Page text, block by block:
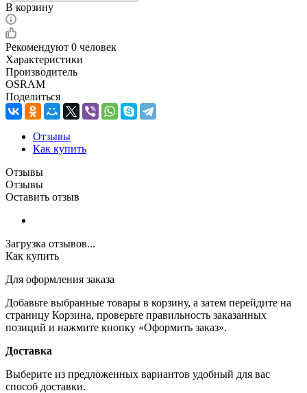
В корзину
Рекомендуют 0 человек
Характеристики
Производитель
OSRAM
Поделиться
Отзывы
Как купить
Отзывы
Отзывы
Оставить отзыв
Загрузка отзывов...
Как купить
Для оформления заказа
Добавьте выбранные товары в корзину, а затем перейдите на
страницу Корзина, проверьте правильность заказанных
позиций и нажмите кнопку «Оформить заказ».
Доставка
Выберите из предложенных вариантов удобный для вас
способ доставки.